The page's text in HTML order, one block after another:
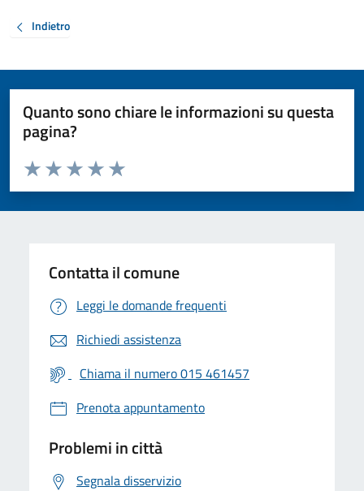
Indietro
Quanto sono chiare le informazioni su questa
pagina?
Valuta da 1 a 5 stelle la pagina
Valuta 5 stelle su 5
Valuta 4 stelle su 5
Valuta 3 stelle su 5
Valuta 2 stelle su 5
Valuta 1 stelle su 5
Contatta il comune
Leggi le domande frequenti
Richiedi assistenza
Chiama il numero 015 461457
Prenota appuntamento
Problemi in città
Segnala disservizio